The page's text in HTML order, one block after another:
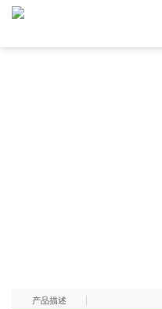
产品描述